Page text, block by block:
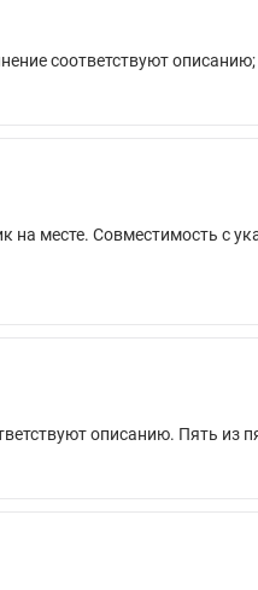
соответствуют описанию;
на месте. Совместимость с
описанию. Пять из